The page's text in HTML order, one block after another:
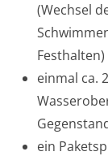
(Wechsel
Festhalten)
einmal ca.
ein